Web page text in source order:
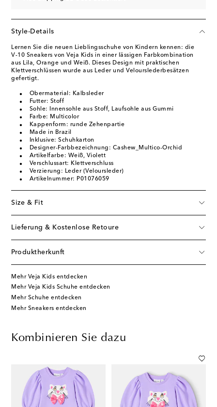
Style-Details
Lernen Sie die neuen Lieblingsschuhe von Kindern kennen: die
V-10 Sneakers von Veja Kids in einer lässigen Farbkombination
aus Lila, Orange und Weiß. Dieses Design mit praktischen
Klettverschlüssen wurde aus Leder und Velourslederbesätzen
gefertigt.
Obermaterial: Kalbsleder
Futter: Stoff
Sohle: Innensohle aus Stoff, Laufsohle aus Gummi
Farbe: Multicolor
Kappenform: runde Zehenpartie
Made in Brazil
Inklusive: Schuhkarton
Designer-Farbbezeichnung: Cashew_Multico-Orchid
Artikelfarbe: Weiß, Violett
Verschlussart: Klettverschluss
Verzierung: Leder (Veloursleder)
Artikelnummer: P01076059
Size & Fit
Lieferung & Kostenlose Retoure
Produktherkunft
Mehr Veja Kids entdecken
Mehr Veja Kids Schuhe entdecken
Mehr Schuhe entdecken
Mehr Sneakers entdecken
Kombinieren Sie dazu